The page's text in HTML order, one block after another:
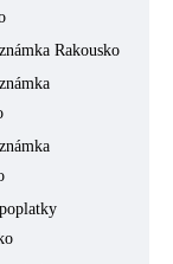
Rakousko